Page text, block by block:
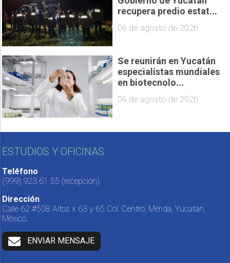
recupera predio estat...
06 de agosto de 2026
Se reunirán en Yucatán
especialistas mundiales
en biotecnolo...
06 de agosto de 2026
ESTUDIOS Y OFICINAS
Teléfono
(999) 923 61 55 (recepción)
Dirección
Calle 62 #508 Altos x 63 y 65 Col. Centro, Mérida, Yucatán,
México.
ENVIAR MENSAJE